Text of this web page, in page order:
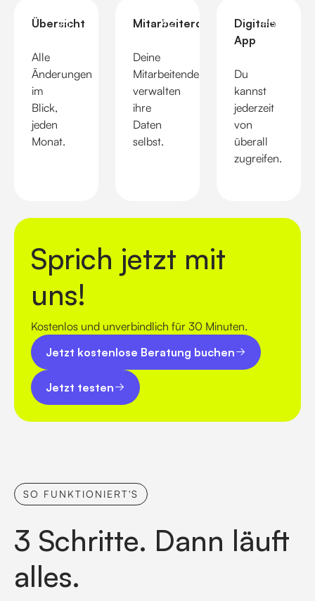
Übersicht
Alle
Änderungen
im
Blick,
jeden
Monat.
#1 Mitarbeiterdaten
Deine
Mitarbeitenden
verwalten
ihre
Daten
selbst.
#2
Digitale
App
Du
kannst
jederzeit
von
überall
zugreifen.
#3
Sprich jetzt mit
uns!
Kostenlos und unverbindlich für 30 Minuten.
Jetzt kostenlose Beratung buchen
Jetzt kostenlose Beratung buchen
Jetzt testen
Jetzt testen
SO FUNKTIONIERT'S
3 Schritte. Dann läuft
alles.